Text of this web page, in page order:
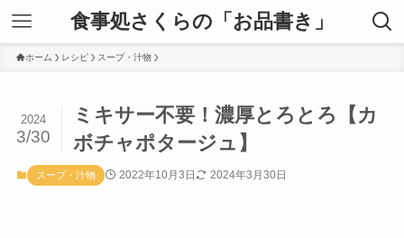
食事処さくらの「お品書き」
ホーム レシピ スープ・汁物
ミキサー不要！濃厚とろとろ【カ
ボチャポタージュ】
2024
3/30
スープ・汁物 2022年10月3日 2024年3月30日